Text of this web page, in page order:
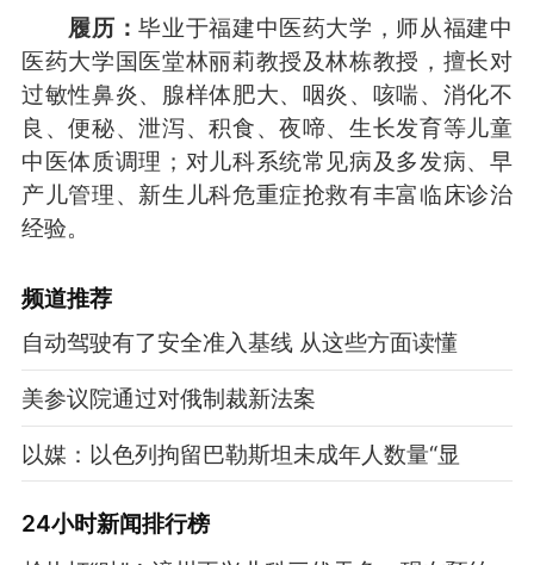
履历：毕业于福建中医药大学，师从福建中
医药大学国医堂林丽莉教授及林栋教授，擅长对
过敏性鼻炎、腺样体肥大、咽炎、咳喘、消化不
良、便秘、泄泻、积食、夜啼、生长发育等儿童
中医体质调理；对儿科系统常见病及多发病、早
产儿管理、新生儿科危重症抢救有丰富临床诊治
经验。
频道推荐
自动驾驶有了安全准入基线 从这些方面读懂
美参议院通过对俄制裁新法案
以媒：以色列拘留巴勒斯坦未成年人数量“显
24小时新闻排行榜